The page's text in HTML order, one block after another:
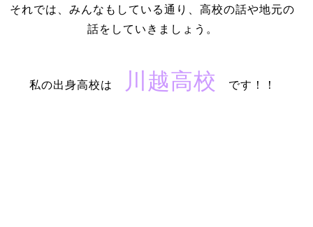
それでは、みんなもしている通り、高校の話や地元の
話をしていきましょう。
私の出身高校は 川越高校 です！！